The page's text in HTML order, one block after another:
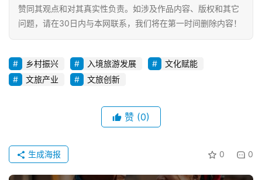
赞同其观点和对其真实性负责。如涉及作品内容、版权和其它
问题，请在30日内与本网联系，我们将在第一时间删除内容！
乡村振兴 入境旅游发展
文化赋能
文旅产业
文旅创新
赞 (0)
0 0
生成海报